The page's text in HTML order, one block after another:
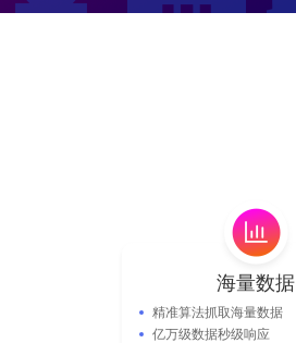
海量数据
精准算法抓取海量数据
亿万级数据秒级响应